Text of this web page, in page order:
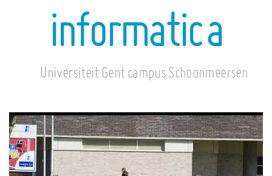
informatica
Universiteit Gent campus Schoonmeersen